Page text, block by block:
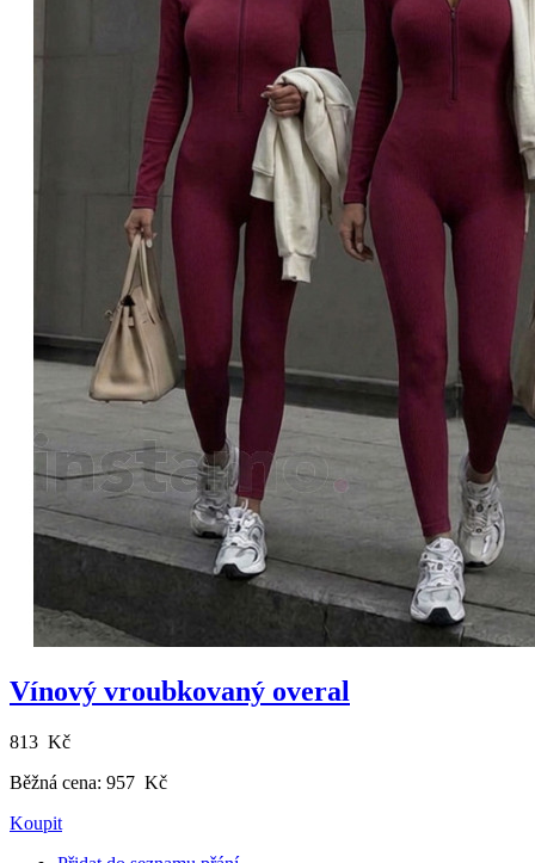
Vínový vroubkovaný overal
813 Kč
Běžná cena: 957 Kč
Koupit